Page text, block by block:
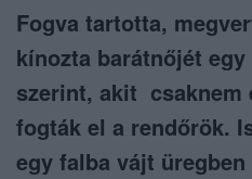
Fogva tartotta,
kínozta barátnőjét
szerint, akit csaknem
fogták el a rendőrök.
egy falba vájt